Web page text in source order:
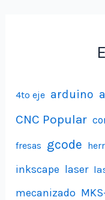
4to eje arduino
CNC Popular
fresas gcode
inkscape laser
mecanizado